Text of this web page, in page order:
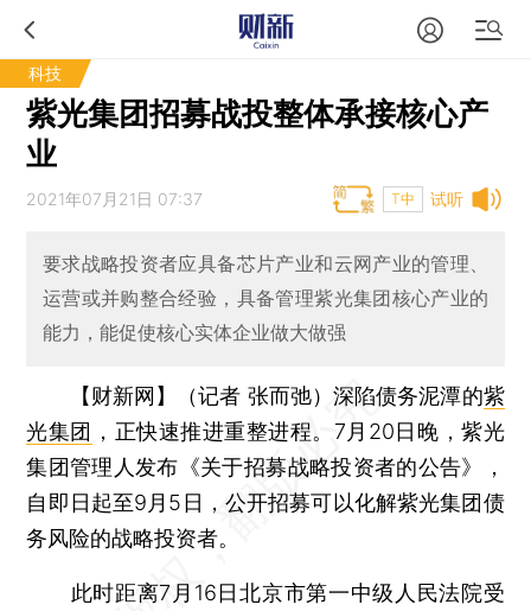
科技
紫光集团招募战投整体承接核心产
业
试听
2021年07月21日 07:37 T中
要求战略投资者应具备芯片产业和云网产业的管理、
运营或并购整合经验，具备管理紫光集团核心产业的
能力，能促使核心实体企业做大做强
【财新网】（记者 张而弛） 深陷债务泥潭的紫
光集团 ，正快速推进重整进程。7月20日晚，紫光
集团管理人发布《关于招募战略投资者的公告》，
自即日起至9月5日，公开招募可以化解紫光集团债
务风险的战略投资者。
此时距离7月16日北京市第一中级人民法院受